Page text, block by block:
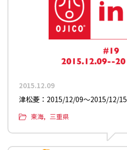
2015.12.09
津松菱：2015/12/09〜2015/12/15
東海 三重県